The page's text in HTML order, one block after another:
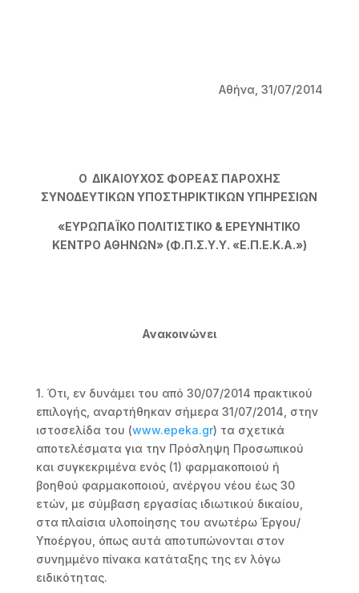
Αθήνα, 31/07/2014
Ο ΔΙΚΑΙΟΥΧΟΣ ΦΟΡΕΑΣ ΠΑΡΟΧΗΣ
ΣΥΝΟΔΕΥΤΙΚΩΝ ΥΠΟΣΤΗΡΙΚΤΙΚΩΝ ΥΠΗΡΕΣΙΩΝ
«ΕΥΡΩΠΑΪΚΟ ΠΟΛΙΤΙΣΤΙΚΟ & ΕΡΕΥΝΗΤΙΚΟ
ΚΕΝΤΡΟ ΑΘΗΝΩΝ» (Φ.Π.Σ.Υ.Υ. «Ε.Π.Ε.Κ.Α.»)
Ανακοινώνει
1. Ότι, εν δυνάμει του από 30/07/2014 πρακτικού
επιλογής, αναρτήθηκαν σήμερα 31/07/2014, στην
ιστοσελίδα του (www.epeka.gr) τα σχετικά
αποτελέσματα για την Πρόσληψη Προσωπικού
και συγκεκριμένα ενός (1) φαρμακοποιού ή
βοηθού φαρμακοποιού, ανέργου νέου έως 30
ετών, με σύμβαση εργασίας ιδιωτικού δικαίου,
στα πλαίσια υλοποίησης του ανωτέρω Έργου/
Υποέργου, όπως αυτά αποτυπώνονται στον
συνημμένο πίνακα κατάταξης της εν λόγω
ειδικότητας.